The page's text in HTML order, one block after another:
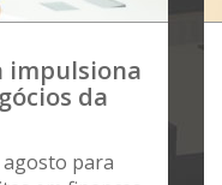
impulsiona
da
para